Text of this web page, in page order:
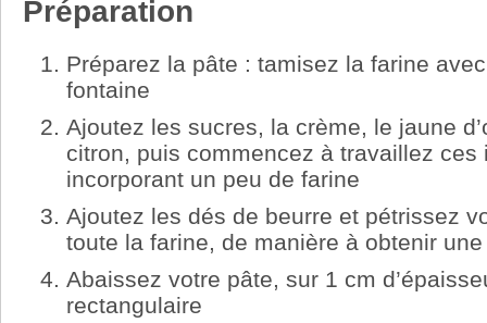
Préparation
Préparez la pâte : tamisez la farine
fontaine
Ajoutez les sucres, la crème, le jaune
citron, puis commencez à travaillez ces
incorporant un peu de farine
Ajoutez les dés de beurre et pétrissez
toute la farine, de manière à obtenir
Abaissez votre pâte, sur 1 cm
rectangulaire